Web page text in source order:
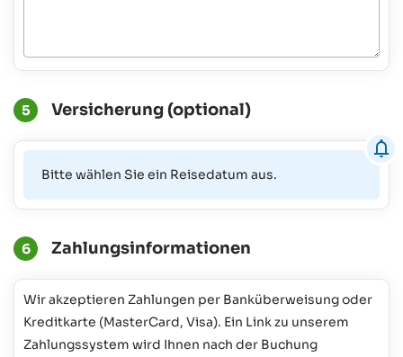
5 Versicherung (optional)
Bitte wählen Sie ein Reisedatum aus.
6 Zahlungsinformationen
Wir akzeptieren Zahlungen per Banküberweisung oder
Kreditkarte (MasterCard, Visa). Ein Link zu unserem
Zahlungssystem wird Ihnen nach der Buchung